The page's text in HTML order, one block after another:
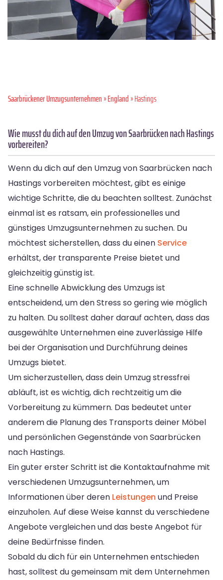
Saarbrückener Umzugsunternehmen»England» Hastings
Wie musst du dich auf den Umzug von Saarbrücken nach Hastings
vorbereiten?
Wenn du dich auf den Umzug von Saarbrücken nach
Hastings vorbereiten möchtest, gibt es einige
wichtige Schritte, die du beachten solltest. Zunächst
einmal ist es ratsam, ein professionelles und
günstiges Umzugsunternehmen zu suchen. Du
möchtest sicherstellen, dass du einen Service
erhältst, der transparente Preise bietet und
gleichzeitig günstig ist.
Eine schnelle Abwicklung des Umzugs ist
entscheidend, um den Stress so gering wie möglich
zu halten. Du solltest daher darauf achten, dass das
ausgewählte Unternehmen eine zuverlässige Hilfe
bei der Organisation und Durchführung deines
Umzugs bietet.
Um sicherzustellen, dass dein Umzug stressfrei
abläuft, ist es wichtig, dich rechtzeitig um die
Vorbereitung zu kümmern. Das bedeutet unter
anderem die Planung des Transports deiner Möbel
und persönlichen Gegenstände von Saarbrücken
nach Hastings.
Ein guter erster Schritt ist die Kontaktaufnahme mit
verschiedenen Umzugsunternehmen, um
Informationen über deren Leistungen und Preise
einzuholen. Auf diese Weise kannst du verschiedene
Angebote vergleichen und das beste Angebot für
deine Bedürfnisse finden.
Sobald du dich für ein Unternehmen entschieden
hast, solltest du gemeinsam mit dem Unternehmen